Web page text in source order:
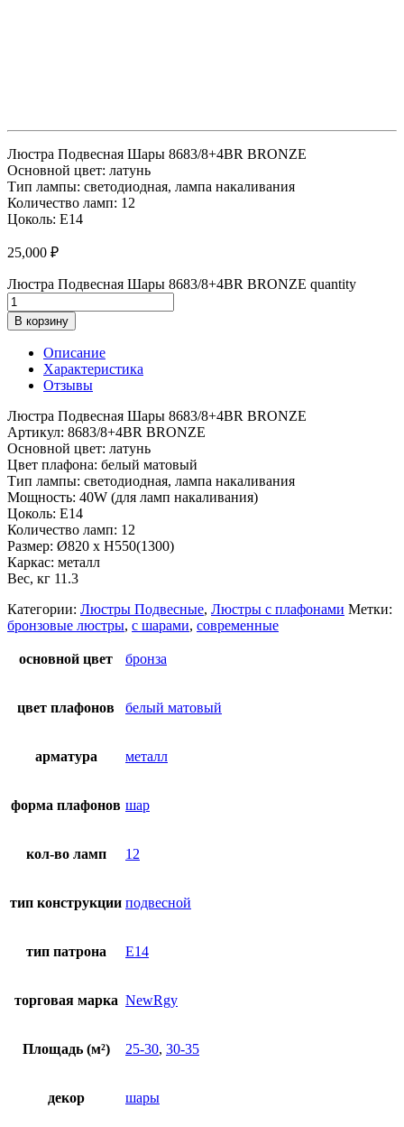
Люстра Подвесная Шары 8683/8+4BR BRONZE
Основной цвет: латунь
Тип лампы: светодиодная, лампа накаливания
Количество ламп: 12
Цоколь: E14
25,000 ₽
Люстра Подвесная Шары 8683/8+4BR BRONZE quantity
В корзину
Описание
Характеристика
Отзывы
Люстра Подвесная Шары 8683/8+4BR BRONZE
Артикул: 8683/8+4BR BRONZE
Основной цвет: латунь
Цвет плафона: белый матовый
Тип лампы: светодиодная, лампа накаливания
Мощность: 40W (для ламп накаливания)
Цоколь: E14
Количество ламп: 12
Размер: Ø820 x H550(1300)
Каркас: металл
Вес, кг 11.3
Категории: Люстры Подвесные, Люстры с плафонами Метки:
бронзовые люстры, с шарами, современные
основной цвет бронза
цвет плафонов белый матовый
арматура металл
форма плафонов шар
кол-во ламп 12
тип конструкции подвесной
тип патрона E14
торговая марка NewRgy
Площадь (м²) 25-30, 30-35
декор шары